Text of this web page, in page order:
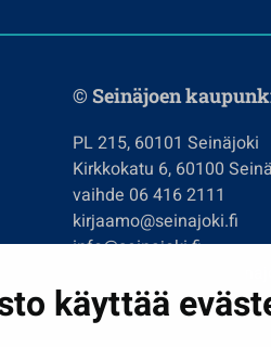
käyttää
© Seinäjoen
PL 215, 60101 Seinäjoki
Kirkkokatu 6, 60100
vaihde 06 416 2111
kirjaamo@seinajoki.fi
info@seinajoki.fi
Tilaa uutiskirje